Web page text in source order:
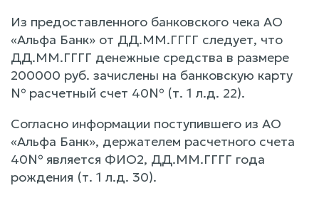
Из предоставленного банковского чека АО
«Альфа Банк» от ДД.ММ.ГГГГ следует, что
ДД.ММ.ГГГГ денежные средства в размере
200000 руб. зачислены на банковскую карту
№ расчетный счет 40№ (т. 1 л.д. 22).
Согласно информации поступившего из АО
«Альфа Банк», держателем расчетного счета
40№ является ФИО2, ДД.ММ.ГГГГ года
рождения (т. 1 л.д. 30).